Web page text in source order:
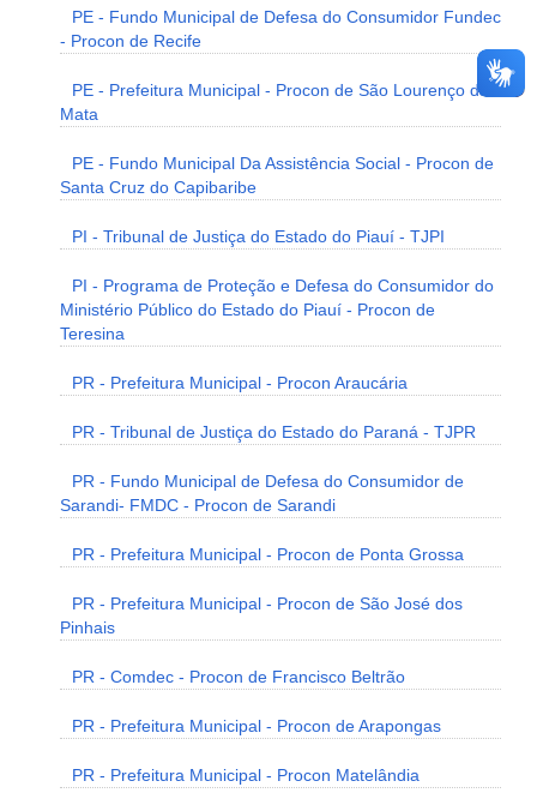
PE - Fundo Municipal de Defesa do Consumidor Fundec
- Procon de Recife
PE - Prefeitura Municipal - Procon de São Lourenço da
Mata
PE - Fundo Municipal Da Assistência Social - Procon de
Santa Cruz do Capibaribe
PI - Tribunal de Justiça do Estado do Piauí - TJPI
PI - Programa de Proteção e Defesa do Consumidor do
Ministério Público do Estado do Piauí - Procon de
Teresina
PR - Prefeitura Municipal - Procon Araucária
PR - Tribunal de Justiça do Estado do Paraná - TJPR
PR - Fundo Municipal de Defesa do Consumidor de
Sarandi- FMDC - Procon de Sarandi
PR - Prefeitura Municipal - Procon de Ponta Grossa
PR - Prefeitura Municipal - Procon de São José dos
Pinhais
PR - Comdec - Procon de Francisco Beltrão
PR - Prefeitura Municipal - Procon de Arapongas
PR - Prefeitura Municipal - Procon Matelândia